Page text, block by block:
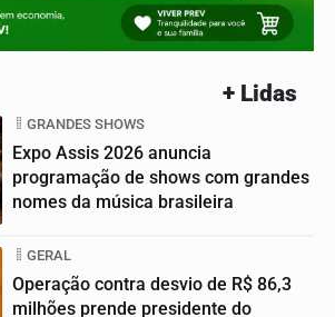
+ Lidas
GRANDES SHOWS
Expo Assis 2026 anuncia
programação de shows com grandes
nomes da música brasileira
GERAL
Operação contra desvio de R$ 86,3
milhões prende presidente do